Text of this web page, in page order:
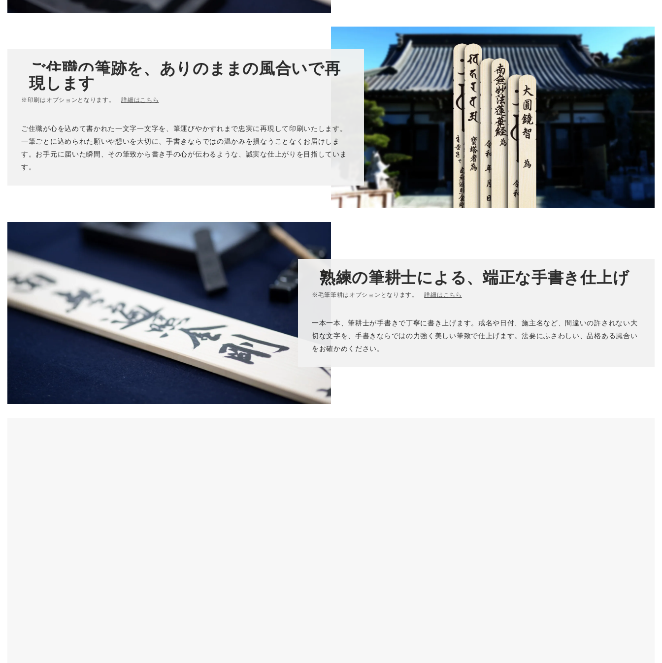
ご住職の筆跡を、ありのままの風合いで再
現します
※印刷はオプションとなります。詳細はこちら
ご住職が心を込めて書かれた一文字一文字を、筆運びやかすれまで忠実に再現して印刷いたします。
一筆ごとに込められた願いや想いを大切に、手書きならではの温かみを損なうことなくお届けしま
す。お手元に届いた瞬間、その筆致から書き手の心が伝わるような、誠実な仕上がりを目指していま
す。
熟練の筆耕士による、端正な手書き仕上げ
※毛筆筆耕はオプションとなります。詳細はこちら
一本一本、筆耕士が手書きで丁寧に書き上げます。戒名や日付、施主名など、間違いの許されない大
切な文字を、手書きならではの力強く美しい筆致で仕上げます。法要にふさわしい、品格ある風合い
をお確かめください。